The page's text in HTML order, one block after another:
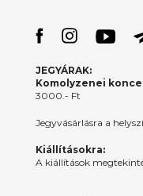
JEGYÁRAK:
Komolyzenei
3000.- Ft
Jegyvásárlásra a
Kiállításokra:
A kiállítások